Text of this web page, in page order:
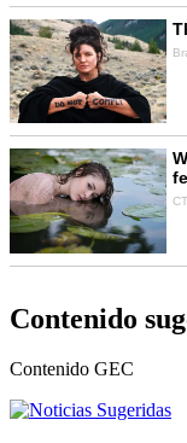
Contenido
Contenido GEC